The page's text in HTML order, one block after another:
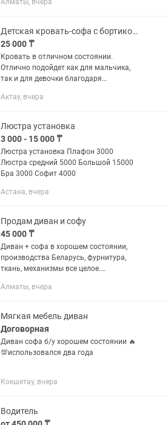
диван и кресло. Сам диван
Алматы, вчера
Детская кровать-софа с бортиком Дельфин и ящиками РАЗМЕР 16080
25 000 ₸
Кровать в отличном состоянии.
Отлично подойдет как для мальчика,
так и для девочки благодаря
расцветке.Основные
защитный бортик с рельефным...
Актау, вчера
Люстра установка
3 000 - 15 000 ₸
Люстра установка Плафон 3000
Люстра средний 5000 Большой 15000
Бра 3000 Софит 4000
Астана, вчера
Продам диван и софу
45 000 ₸
Диван + софа в хорошем состоянии,
производства Беларусь, фурнитура,
ткань, механизмы все целое.
Байзакова Абая
Алматы, вчера
Мягкая мебель диван
Договорная
Диван софа б/у хорошем состоянии 🔥
💯использовался два года
Кокшетау, вчера
Водитель